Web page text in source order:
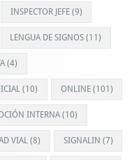
INSPECTOR JEFE(9)
LENGUA DE SIGNOS (11)
(4)
(10) ONLINE(101)
INTERNA (10)
VIAL (8) SIGNALIN (7)